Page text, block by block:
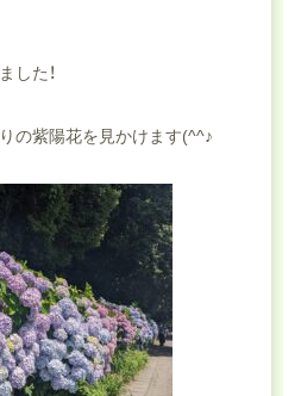
した！
の紫陽花を見かけます(^^♪